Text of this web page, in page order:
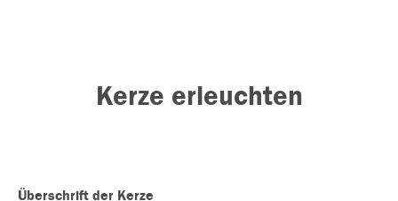
Kerze erleuchten
Überschrift der Kerze